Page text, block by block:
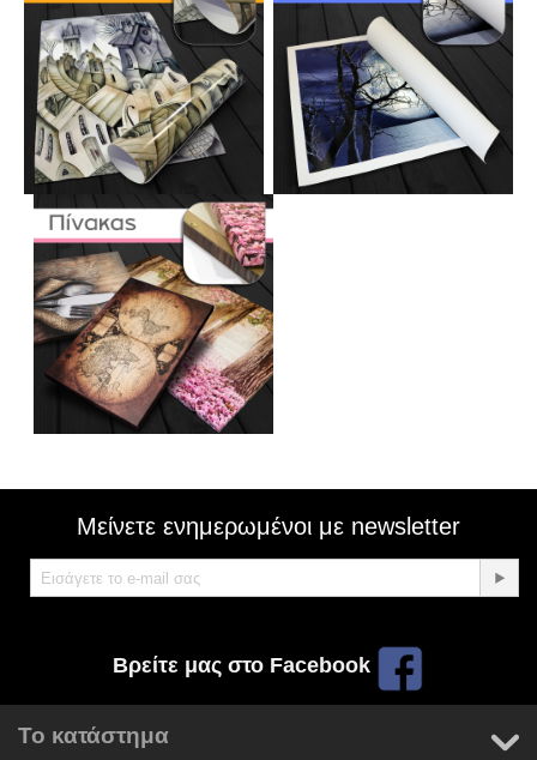
Μείνετε ενημερωμένοι με newsletter
Βρείτε μας στο Facebook
Το κατάστημα